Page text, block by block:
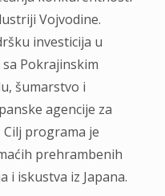
Vojvodine.
investicija u
Pokrajinskim
šumarstvo i
agencije za
Cilj programa je
prehrambenih
i iskustva iz Japana.